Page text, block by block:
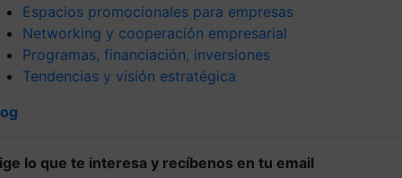
Espacios promocionales para empresas
Networking y cooperación empresarial
Programas, financiación, inversiones
Tendencias y visión estratégica
lo que te interesa y recíbenos en tu email